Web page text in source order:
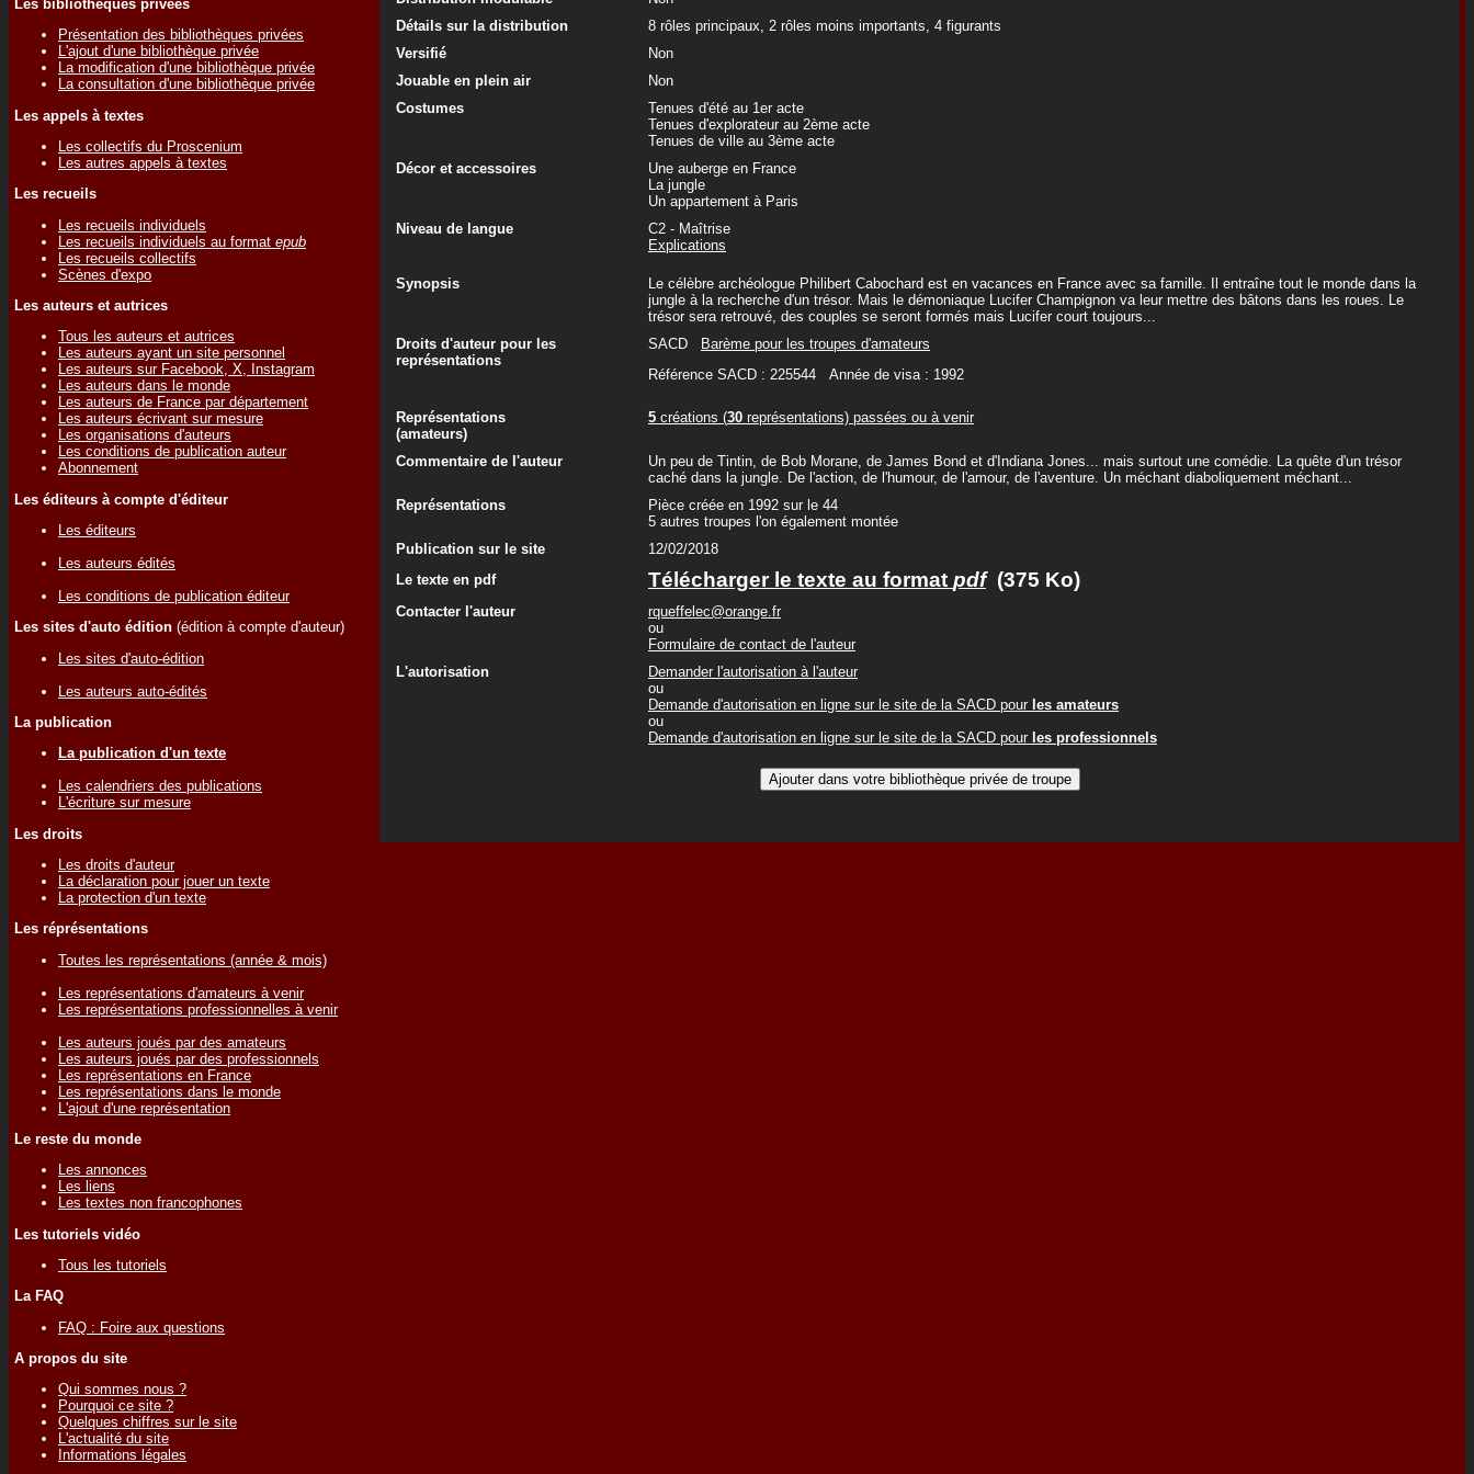
Les bibliothèques privées
Présentation des bibliothèques privées
L'ajout d'une bibliothèque privée
La modification d'une bibliothèque privée
La consultation d'une bibliothèque privée
Les appels à textes
Les collectifs du Proscenium
Les autres appels à textes
Les recueils
Les recueils individuels
Les recueils individuels au format epub
Les recueils collectifs
Scènes d'expo
Les auteurs et autrices
Tous les auteurs et autrices
Les auteurs ayant un site personnel
Les auteurs sur Facebook, X, Instagram
Les auteurs dans le monde
Les auteurs de France par département
Les auteurs écrivant sur mesure
Les organisations d'auteurs
Les conditions de publication auteur
Abonnement
Les éditeurs à compte d'éditeur
Les éditeurs
Les auteurs édités
Les conditions de publication éditeur
Les sites d'auto édition (édition à compte d'auteur)
Les sites d'auto-édition
Les auteurs auto-édités
La publication
La publication d'un texte
Les calendriers des publications
L'écriture sur mesure
Les droits
Les droits d'auteur
La déclaration pour jouer un texte
La protection d'un texte
Les réprésentations
Toutes les représentations (année & mois)
Les représentations d'amateurs à venir
Les représentations professionnelles à venir
Les auteurs joués par des amateurs
Les auteurs joués par des professionnels
Les représentations en France
Les représentations dans le monde
L'ajout d'une représentation
Le reste du monde
Les annonces
Les liens
Les textes non francophones
Les tutoriels vidéo
Tous les tutoriels
La FAQ
FAQ : Foire aux questions
A propos du site
Qui sommes nous ?
Pourquoi ce site ?
Quelques chiffres sur le site
L'actualité du site
Informations légales
Détails sur la distribution
8 rôles principaux, 2 rôles moins importants, 4 figurants
Versifié
Non
Jouable en plein air
Non
Costumes
Tenues d'été au 1er acte
Tenues d'explorateur au 2ème acte
Tenues de ville au 3ème acte
Décor et accessoires
Une auberge en France
La jungle
Un appartement à Paris
Niveau de langue
C2 - Maîtrise
Explications
Synopsis
Le célèbre archéologue Philibert Cabochard est en vacances en France avec sa famille. Il entraîne tout le monde dans la
jungle à la recherche d'un trésor. Mais le démoniaque Lucifer Champignon va leur mettre des bâtons dans les roues. Le
trésor sera retrouvé, des couples se seront formés mais Lucifer court toujours...
Droits d'auteur pour les
représentations
SACD
Barème pour les troupes d'amateurs
Référence SACD : 225544 Année de visa : 1992
Représentations
(amateurs)
5 créations (30 représentations) passées ou à venir
Commentaire de l'auteur
Un peu de Tintin, de Bob Morane, de James Bond et d'Indiana Jones... mais surtout une comédie. La quête d'un trésor
caché dans la jungle. De l'action, de l'humour, de l'amour, de l'aventure. Un méchant diaboliquement méchant...
Représentations
Pièce créée en 1992 sur le 44
5 autres troupes l'on également montée
Publication sur le site
12/02/2018
Le texte en pdf
Télécharger le texte au format pdf(375 Ko)
Contacter l'auteur
rqueffelec@orange.fr
ou
Formulaire de contact de l'auteur
L'autorisation
Demander l'autorisation à l'auteur
ou
Demande d'autorisation en ligne sur le site de la SACD pour les amateurs
ou
Demande d'autorisation en ligne sur le site de la SACD pour les professionnels